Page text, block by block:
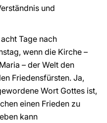
und
Tage nach
wenn die Kirche –
– der Welt den
Friedensfürsten. Ja,
Wort Gottes ist,
einen Frieden zu
kann